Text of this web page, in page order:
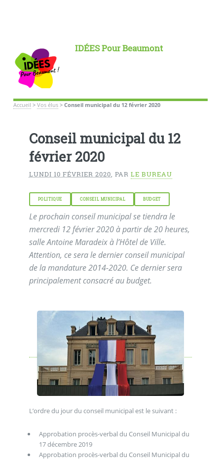
IDÉES Pour Beaumont
Accueil > Vos élus> Conseil municipal du 12 février 2020
Conseil municipal du 12
février 2020
LUNDI 10 FÉVRIER 2020, PAR LE BUREAU
POLITIQUE CONSEIL MUNICIPAL BUDGET
Le prochain conseil municipal se tiendra le
mercredi 12 février 2020 à partir de 20 heures,
salle Antoine Maradeix à l’Hôtel de Ville.
Attention, ce sera le dernier conseil municipal
de la mandature 2014-2020. Ce dernier sera
principalement consacré au budget.
L’ordre du jour du conseil municipal est le suivant :
Approbation procès-verbal du Conseil Municipal du
17 décembre 2019
Approbation procès-verbal du Conseil Municipal du